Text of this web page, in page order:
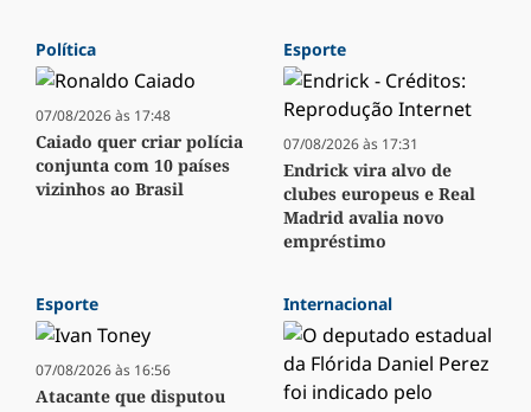
Política
07/08/2026 às 17:48
Caiado quer criar polícia
conjunta com 10 países
vizinhos ao Brasil
Esporte
07/08/2026 às 17:31
Endrick vira alvo de
clubes europeus e Real
Madrid avalia novo
empréstimo
Esporte
07/08/2026 às 16:56
Atacante que disputou
Internacional